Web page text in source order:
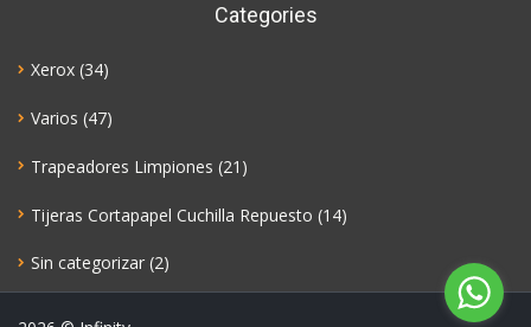
Categories
Xerox (34)
Varios (47)
Trapeadores Limpiones (21)
Tijeras Cortapapel Cuchilla Repuesto (14)
Sin categorizar (2)